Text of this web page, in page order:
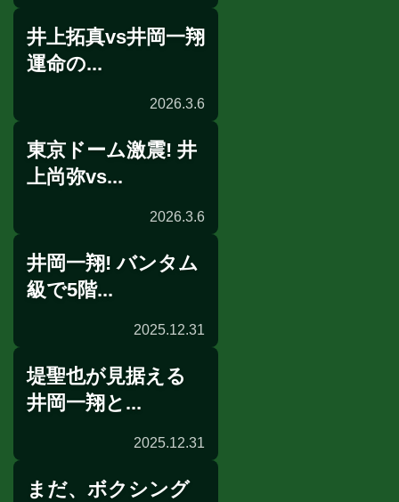
非公開練習
世界戦発表会見
井上拓真vs井岡一翔
運命の...
2026.3.6
世界戦発表会見速報
東京ドーム激震! 井
上尚弥vs...
2026.3.6
試合後談話
井岡一翔! バンタム
級で5階...
2025.12.31
リングサイドの目
堤聖也が見据える
井岡一翔と...
2025.12.31
まだ、ボクシング